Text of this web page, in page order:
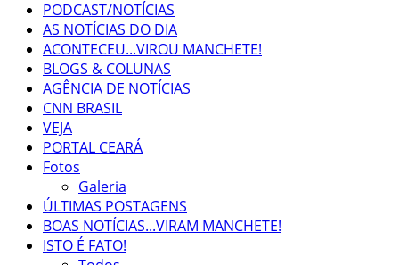
PODCAST/NOTÍCIAS
AS NOTÍCIAS DO DIA
ACONTECEU...VIROU MANCHETE!
BLOGS & COLUNAS
AGÊNCIA DE NOTÍCIAS
CNN BRASIL
VEJA
PORTAL CEARÁ
Fotos
Galeria
ÚLTIMAS POSTAGENS
BOAS NOTÍCIAS...VIRAM MANCHETE!
ISTO É FATO!